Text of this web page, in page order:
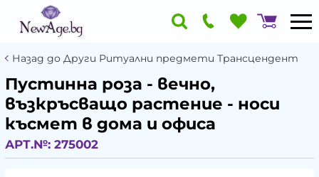
Назад до Други Ритуални предмети Трансцендент
Пустинна роза - вечно,
възкръсващо растение - носи
късмет в дома и офиса
АРТ.№: 275002